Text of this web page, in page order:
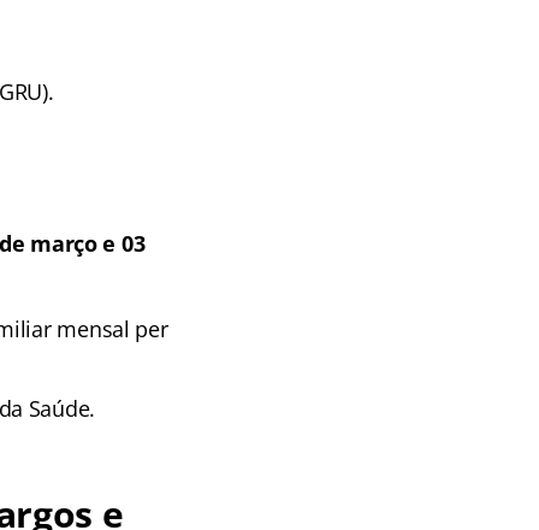
março e 03
mensal per
Saúde.
e